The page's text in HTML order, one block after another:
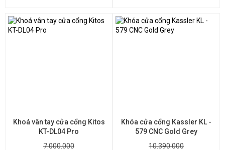
Khoá vân tay cửa cổng Kitos
KT-DL04 Pro
7.000.000
Khóa cửa cổng Kassler KL -
579 CNC Gold Grey
10.390.000